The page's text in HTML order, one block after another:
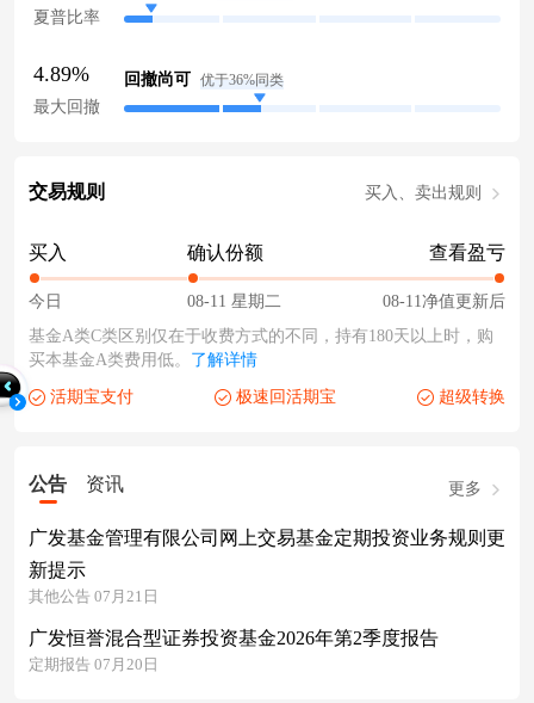
夏普比率
4.89%
最大回撤
回撤尚可 优于36%同类
交易规则 买入、卖出规则
买入
今日
确认份额
08-11 星期二
查看盈亏
08-11净值更新后
基金A类C类区别仅在于收费方式的不同，持有180天以上时，购
买本基金A类费用低。 了解详情
活期宝支付 极速回活期宝 超级转换
公告 资讯 更多
广发基金管理有限公司网上交易基金定期投资业务规则更
新提示
其他公告 07月21日
广发恒誉混合型证券投资基金2026年第2季度报告
定期报告 07月20日